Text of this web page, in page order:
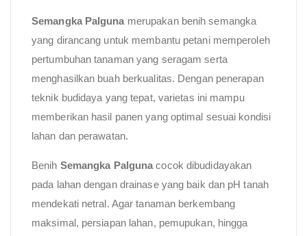
Semangka Palguna merupakan benih semangka
yang dirancang untuk membantu petani memperoleh
pertumbuhan tanaman yang seragam serta
menghasilkan buah berkualitas. Dengan penerapan
teknik budidaya yang tepat, varietas ini mampu
memberikan hasil panen yang optimal sesuai kondisi
lahan dan perawatan.
Benih Semangka Palguna cocok dibudidayakan
pada lahan dengan drainase yang baik dan pH tanah
mendekati netral. Agar tanaman berkembang
maksimal, persiapan lahan, pemupukan, hingga